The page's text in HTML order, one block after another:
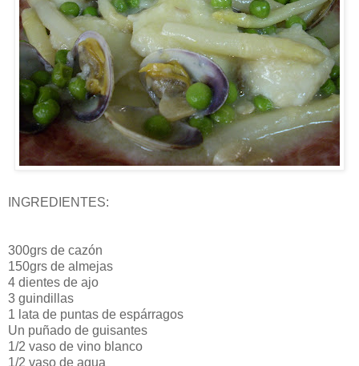
INGREDIENTES:
300grs de cazón
150grs de almejas
4 dientes de ajo
3 guindillas
1 lata de puntas de espárragos
Un puñado de guisantes
1/2 vaso de vino blanco
1/2 vaso de agua